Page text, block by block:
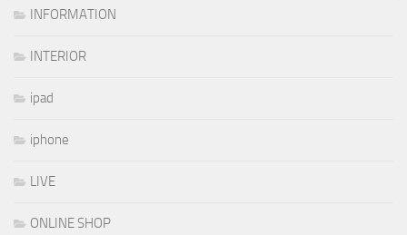
INFORMATION
INTERIOR
ipad
iphone
LIVE
ONLINE SHOP